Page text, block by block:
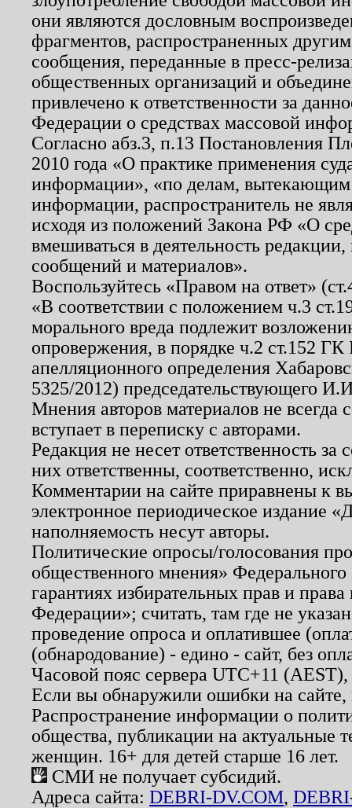
они являются дословным
фрагментов, распространенных
сообщения, переданные в пресс-
общественных организаций и
привлечено к ответственности за
Федерации о средствах массовой
Согласно абз.3, п.13 Постановления
2010 года «О практике применения
информации», «по делам, вытекающим
информации, распространитель не
исходя из положений Закона РФ «О
вмешиваться в деятельность
сообщений и материалов».
Воспользуйтесь «Правом на ответ»
«В соответствии с положением ч.3
морального вреда подлежит
опровержения, в порядке ч.2 ст.152
апелляционного определения
5325/2012) председательствующего
Мнения авторов материалов не
вступает в переписку с авторами.
Редакция не несет ответственность
них ответственны, соответственно,
Комментарии на сайте приравнены к
электронное периодическое издание
наполняемость несут авторы.
Политические опросы/голосования
общественного мнения»
гарантиях избирательных прав и
Федерации»; считать, там где не
проведение опроса и оплатившее
(обнародование) - едино - сайт, без
Часовой пояс сервера UTC+11
Если вы обнаружили ошибки на
Распространение информации о
общества, публикации на актуальные
женщин. 16+ для детей старше 16 лет.
СМИ не получает субсидий.
Адреса сайта: DEBRI-DV.COM,